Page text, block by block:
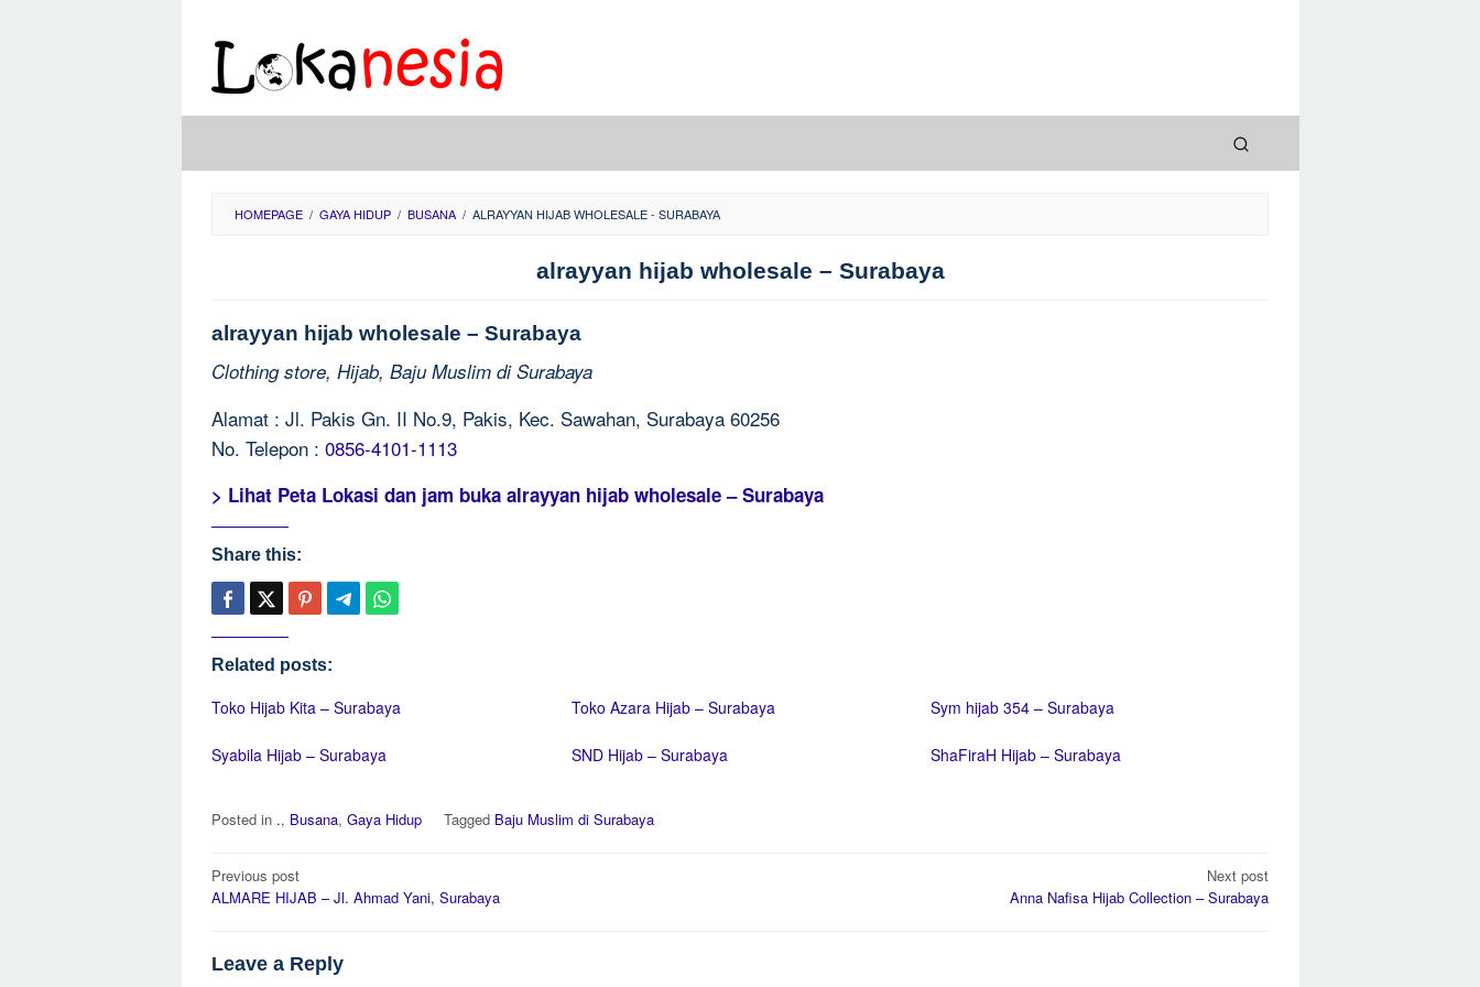
content
HOMEPAGE / GAYA HIDUP / BUSANA / ALRAYYAN HIJAB WHOLESALE - SURABAYA
alrayyan hijab wholesale – Surabaya
alrayyan hijab wholesale – Surabaya
Clothing store, Hijab, Baju Muslim di Surabaya
Alamat : Jl. Pakis Gn. II No.9, Pakis, Kec. Sawahan, Surabaya 60256
No. Telepon : 0856-4101-1113
> Lihat Peta Lokasi dan jam buka alrayyan hijab wholesale – Surabaya
Share this:
Related posts:
Toko Hijab Kita – Surabaya Toko Azara Hijab – Surabaya Sym hijab 354 – Surabaya
Syabila Hijab – Surabaya SND Hijab – Surabaya ShaFiraH Hijab – Surabaya
Posted in ., Busana, Gaya Hidup Tagged Baju Muslim di Surabaya
Post
navigation
Previous post
ALMARE HIJAB – Jl. Ahmad Yani, Surabaya
Next post
Anna Nafisa Hijab Collection – Surabaya
Leave a Reply